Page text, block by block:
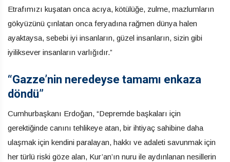
Etrafımızı kuşatan onca acıya, kötülüğe, zulme, mazlumların
gökyüzünü çınlatan onca feryadına rağmen dünya halen
ayaktaysa, sebebi iyi insanların, güzel insanların, sizin gibi
iyiliksever insanların varlığıdır.”
“Gazze’nin neredeyse tamamı enkaza
döndü”
Cumhurbaşkanı Erdoğan, “Depremde başkaları için
gerektiğinde canını tehlikeye atan, bir ihtiyaç sahibine daha
ulaşmak için kendini paralayan, hakkı ve adaleti savunmak için
her türlü riski göze alan, Kur’an’ın nuru ile aydınlanan nesillerin